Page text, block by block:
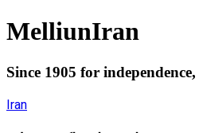
MelliunIran
Since 1905 for independence,
Iran